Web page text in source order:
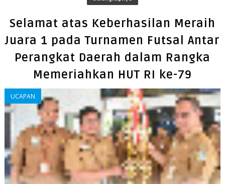
Selamat atas Keberhasilan Meraih
Juara 1 pada Turnamen Futsal Antar
Perangkat Daerah dalam Rangka
Memeriahkan HUT RI ke-79
UCAPAN